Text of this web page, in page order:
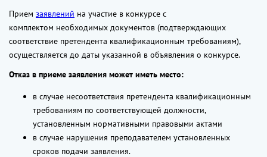
Прием заявлений на участие в конкурсе с
комплектом необходимых документов (подтверждающих
соответствие претендента квалификационным требованиям),
осуществляется до даты указанной в объявления о конкурсе.
Отказ в приеме заявления может иметь место:
в случае несоответствия претендента квалификационным
требованиям по соответствующей должности,
установленным нормативными правовыми актами
в случае нарушения преподавателем установленных
сроков подачи заявления.